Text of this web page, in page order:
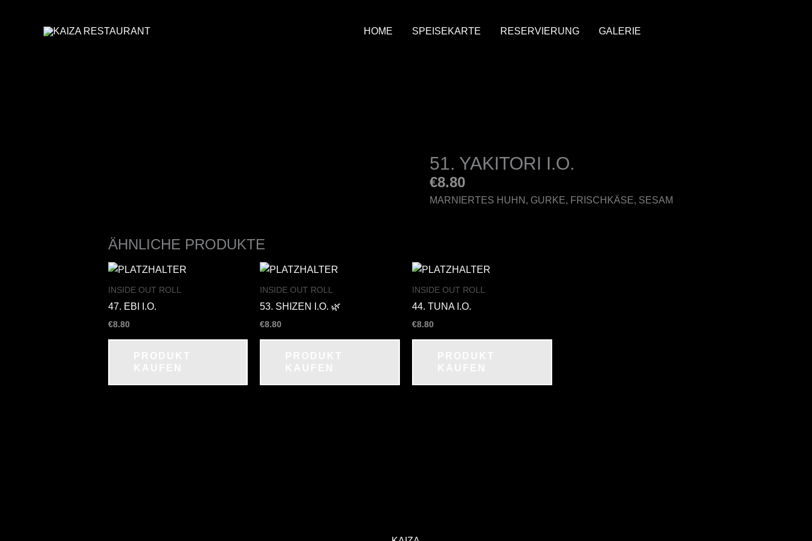
SPRINGEN
HOME SPEISEKARTE RESERVIERUNG GALERIE
51. YAKITORI I.O.
€8.80
MARNIERTES HUHN, GURKE, FRISCHKÄSE, SESAM
ÄHNLICHE PRODUKTE
INSIDE OUT ROLL
47. EBI I.O.
€8.80
INSIDE OUT ROLL
53. SHIZEN I.O. 🌿
€8.80
INSIDE OUT ROLL
44. TUNA I.O.
€8.80